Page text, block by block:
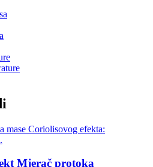
Mjerač protoka